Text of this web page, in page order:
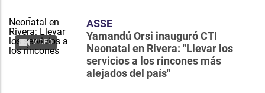
VIDEO
ASSE
Yamandú Orsi inauguró CTI
Neonatal en Rivera: "Llevar los
servicios a los rincones más
alejados del país"